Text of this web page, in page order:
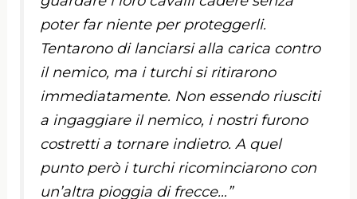
poter far niente per proteggerli.
Tentarono di lanciarsi alla carica contro
il nemico, ma i turchi si ritirarono
immediatamente. Non essendo riusciti
a ingaggiare il nemico, i nostri furono
costretti a tornare indietro. A quel
punto però i turchi ricominciarono con
un’altra pioggia di frecce…”